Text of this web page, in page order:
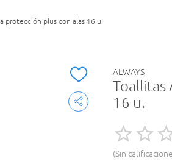
protección plus con alas 16 u.
ALWAYS
Toallitas
16 u.
Sin